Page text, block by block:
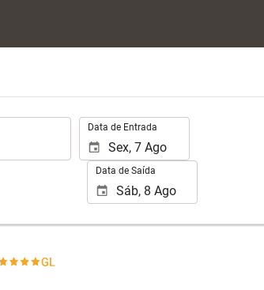
Data de Entrada
Data de Saída